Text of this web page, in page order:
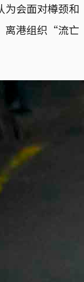
为会面对樽颈和
离港组织“流亡